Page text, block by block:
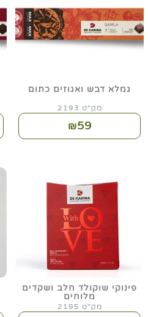
גמלא דבש ואגוזים כתום
מק"ט 2193
₪59
פינוקי שוקולד חלב ושקדים
מלוחים
מק"ט 2195